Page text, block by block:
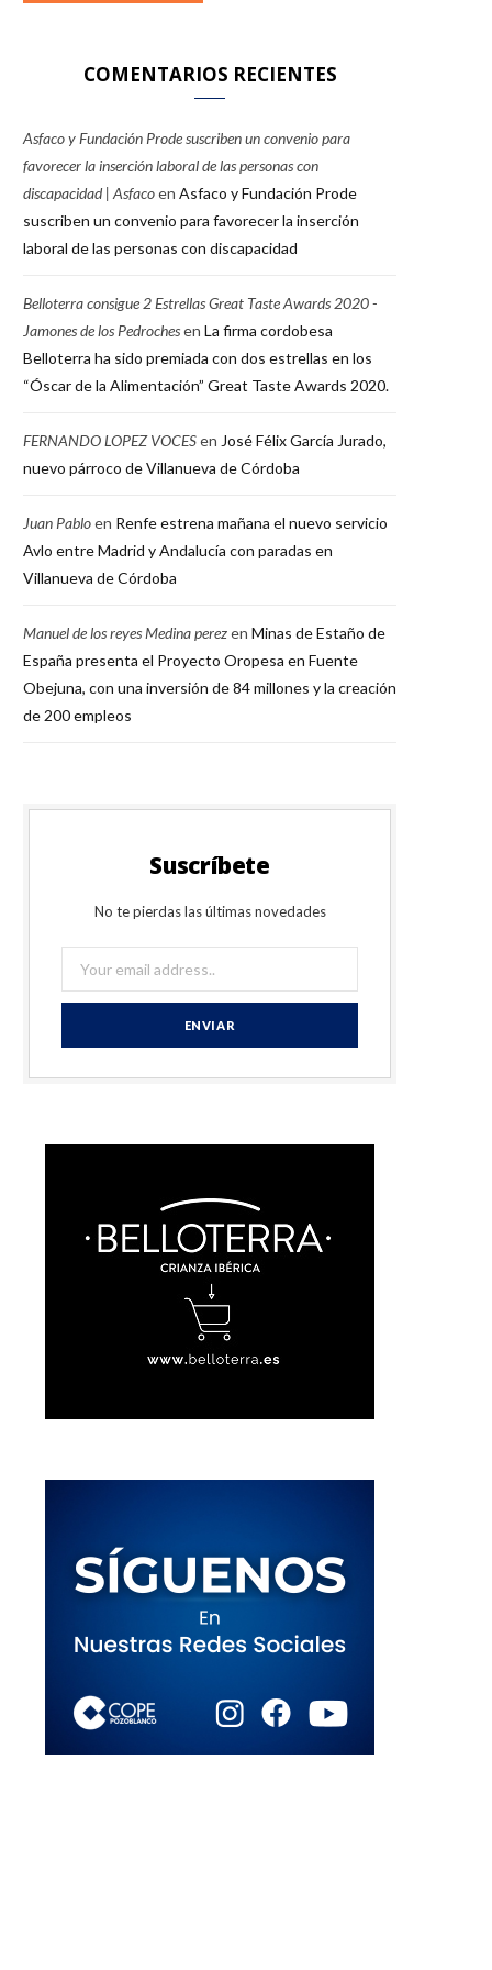
COMENTARIOS RECIENTES
Asfaco y Fundación Prode suscriben un convenio para
favorecer la inserción laboral de las personas con
discapacidad | Asfacoen Asfaco y Fundación Prode
suscriben un convenio para favorecer la inserción
laboral de las personas con discapacidad
Belloterra consigue 2 Estrellas Great Taste Awards 2020 -
Jamones de los Pedrochesen La firma cordobesa
Belloterra ha sido premiada con dos estrellas en los
“Óscar de la Alimentación” Great Taste Awards 2020.
FERNANDO LOPEZ VOCESen José Félix García Jurado,
nuevo párroco de Villanueva de Córdoba
Juan Pabloen Renfe estrena mañana el nuevo servicio
Avlo entre Madrid y Andalucía con paradas en
Villanueva de Córdoba
Manuel de los reyes Medina perezen Minas de Estaño de
España presenta el Proyecto Oropesa en Fuente
Obejuna, con una inversión de 84 millones y la creación
de 200 empleos
Suscríbete
No te pierdas las últimas novedades